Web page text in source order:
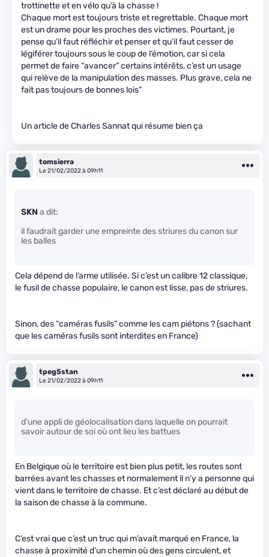
trottinette et en vélo qu’à la chasse !
Chaque mort est toujours triste et regrettable. Chaque mort
est un drame pour les proches des victimes. Pourtant, je
pense qu’il faut réfléchir et penser et qu’il faut cesser de
légiférer toujours sous le coup de l’émotion, car si cela
permet de faire “avancer” certains intérêts, c’est un usage
qui relève de la manipulation des masses. Plus grave, cela ne
fait pas toujours de bonnes lois”
Un article de Charles Sannat qui résume bien ça
tomsierra
Le 21/02/2022 à 09h11
SKN a dit:
il faudrait garder une empreinte des striures du canon sur
les balles
Cela dépend de l’arme utilisée. Si c’est un calibre 12 classique,
le fusil de chasse populaire, le canon est lisse, pas de striures.
Sinon, des “caméras fusils” comme les cam piétons ? (sachant
que les caméras fusils sont interdites en France)
tpeg5stan
Le 21/02/2022 à 09h11
d’une appli de géolocalisation dans laquelle on pourrait
savoir autour de soi où ont lieu les battues
En Belgique où le territoire est bien plus petit, les routes sont
barrées avant les chasses et normalement il n’y a personne qui
vient dans le territoire de chasse. Et c’est déclaré au début de
la saison de chasse à la commune.
C’est vrai que c’est un truc qui m’avait marqué en France, la
chasse à proximité d’un chemin où des gens circulent, et